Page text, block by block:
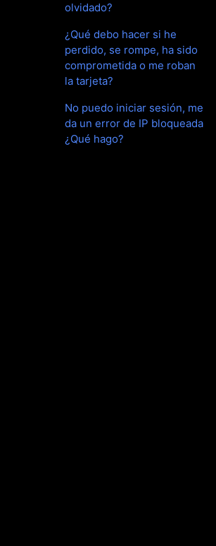
olvidado?
¿Qué debo hacer si he
perdido, se rompe, ha sido
comprometida o me roban
la tarjeta?
No puedo iniciar sesión, me
da un error de IP bloqueada
¿Qué hago?